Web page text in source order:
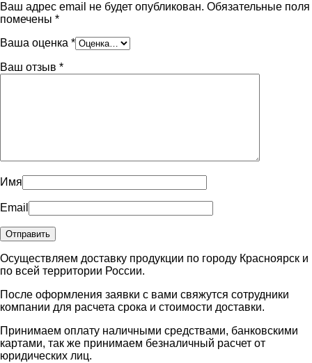
Ваш адрес email не будет опубликован. Обязательные поля
помечены *
Ваша оценка *
Ваш отзыв *
Имя
Email
Осуществляем доставку продукции по городу Красноярск и
по всей территории России.
После оформления заявки с вами свяжутся сотрудники
компании для расчета срока и стоимости доставки.
Принимаем оплату наличными средствами, банковскими
картами, так же принимаем безналичный расчет от
юридических лиц.